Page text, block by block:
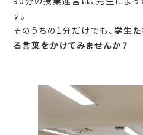
す。
そのうちの1分だけでも、学生
る言葉をかけてみませんか？